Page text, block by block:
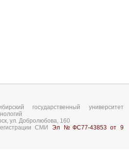
государственный университет
ул. Добролюбова, 160
СМИЭл №ФС77-43853 от 9